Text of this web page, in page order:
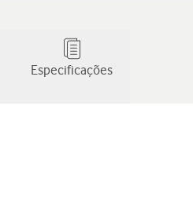
Especificações